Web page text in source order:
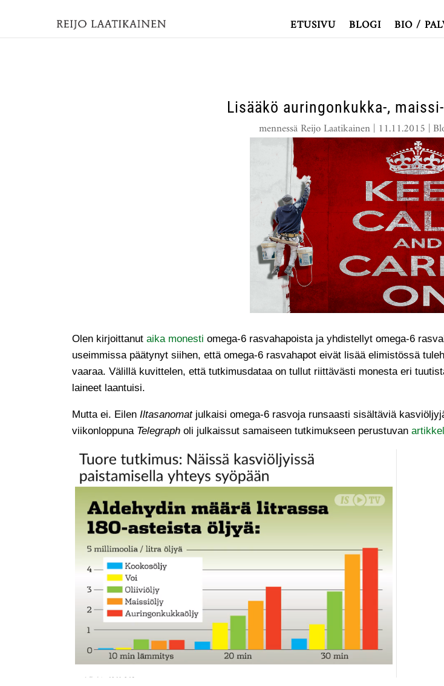
ETUSIVU BLOGI BIO /
Lisääkö auringonkukka-,
mennessä Reijo Laatikainen | 11.11.2015 |
Olen kirjoittanutaika monesti omega-6 rasvahapoista ja yhdistellyt omega-6
useimmissa päätynyt siihen, että omega-6 rasvahapot eivät lisää elimistössä
vaaraa. Välillä kuvittelen, että tutkimusdataa on tullut riittävästi monesta eri
laineet laantuisi.
Mutta ei. Eilen Iltasanomatjulkaisi omega-6 rasvoja runsaasti sisältäviä
viikonloppuna Telegraph oli julkaissut samaiseen tutkimukseen perustuvan